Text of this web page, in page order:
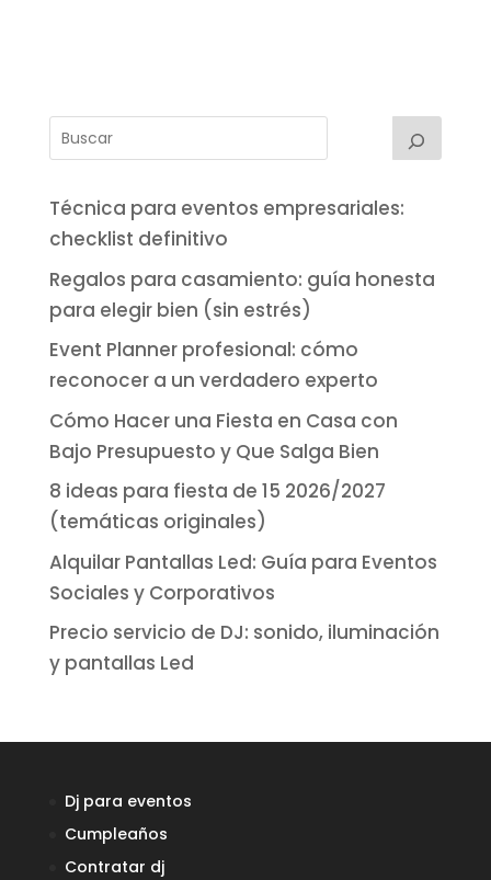
Técnica para eventos empresariales:
checklist definitivo
Regalos para casamiento: guía honesta
para elegir bien (sin estrés)
Event Planner profesional: cómo
reconocer a un verdadero experto
Cómo Hacer una Fiesta en Casa con
Bajo Presupuesto y Que Salga Bien
8 ideas para fiesta de 15 2026/2027
(temáticas originales)
Alquilar Pantallas Led: Guía para Eventos
Sociales y Corporativos
Precio servicio de DJ: sonido, iluminación
y pantallas Led
Dj para eventos
Cumpleaños
Contratar dj